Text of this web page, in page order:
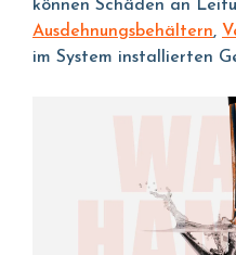
können Schäden an
Ausdehnungsbehältern,
im System installierten